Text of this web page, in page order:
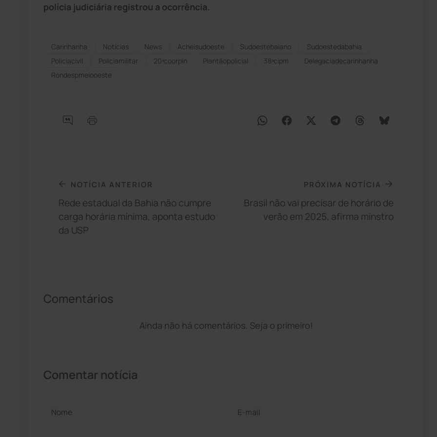
polícia judiciária registrou a ocorrência.
Carinhanha Notícias News Acheisudoeste Sudoestebaiano
Sudoestedabahia
Políciacivil
Políciamilitar 20ªcoorpin Plantãopolicial 38ªcipm
Delegaciadecarinhanha
Rondespmeiooeste
NOTÍCIA ANTERIOR
Rede estadual da Bahia não cumpre
carga horária mínima, aponta estudo
da USP
PRÓXIMA NOTÍCIA
Brasil não vai precisar de horário de
verão em 2025, afirma minstro
Comentários
Ainda não há comentários. Seja o primeiro!
Comentar notícia